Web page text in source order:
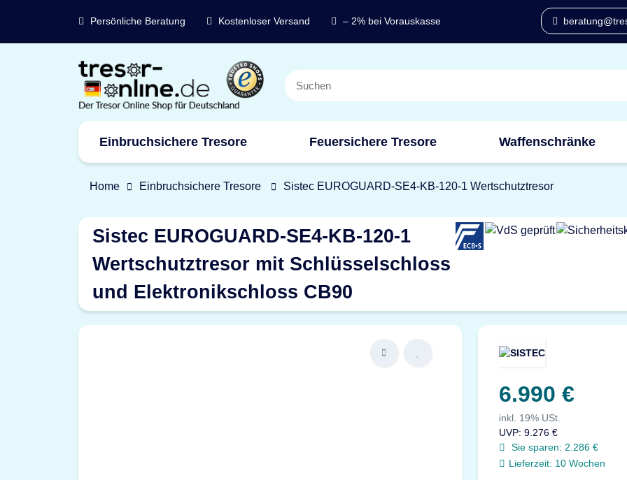
Persönliche Beratung Kostenloser Versand – 2% bei Vorauskasse
Einbruchsichere Tresore Feuersichere Tresore Waffenschränke
Marken
Home Einbruchsichere Tresore Sistec EUROGUARD-SE4-KB-120-1 Wertschutztresor
Sistec EUROGUARD-SE4-KB-120-1
Wertschutztresor mit Schlüsselschloss
und Elektronikschloss CB90
6.990 €
inkl. 19% USt.
UVP:9.276 €
Sie sparen: 2.286 €
Lieferzeit: 10 Wochen